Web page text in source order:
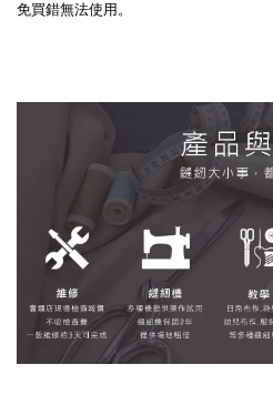
免買錯無法使用。